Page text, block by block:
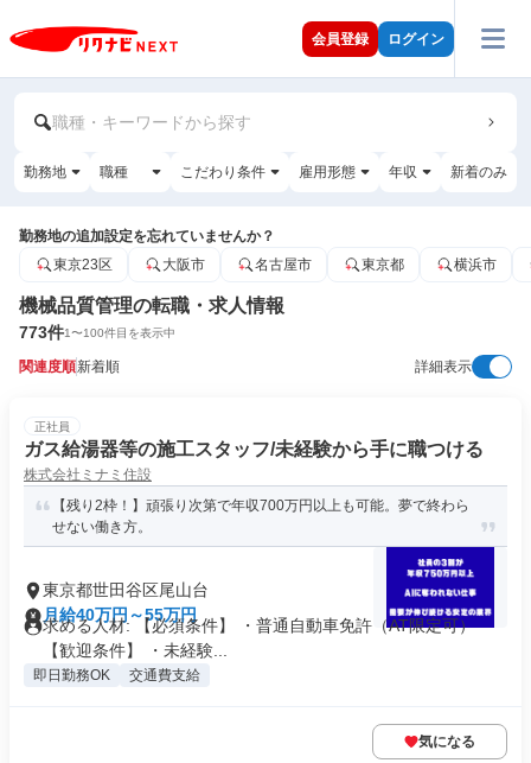
会員登録 ログイン
職種・キーワードから探す
勤務地 職種 こだわり条件 雇用形態 年収 新着のみ
勤務地の追加設定を忘れていませんか？
東京23区
大阪市 名古屋市 東京都 横浜市
機械品質管理の転職・求人情報
773件1〜100件目を表示中
関連度順新着順 詳細表示
正社員
ガス給湯器等の施工スタッフ/未経験から手に職つける
株式会社ミナミ住設
【残り2枠！】頑張り次第で年収700万円以上も可能。夢で終わら
せない働き方。
東京都世田谷区尾山台
月給40万円～55万円
求める人材: 【必須条件】 ・普通自動車免許（AT限定可）
【歓迎条件】 ・未経験...
即日勤務OK 交通費支給
気になる